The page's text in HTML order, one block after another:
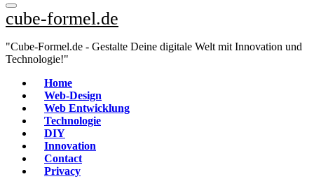
cube-formel.de
"Cube-Formel.de - Gestalte Deine digitale Welt mit Innovation und
Technologie!"
Home
Web-Design
Web Entwicklung
Technologie
DIY
Innovation
Contact
Privacy